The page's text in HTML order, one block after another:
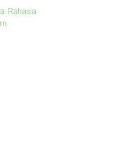
Rahasia